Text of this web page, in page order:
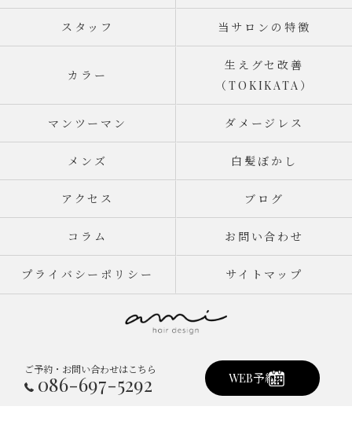
ご予約・お問い合わせはこちら
086-697-5292 WEB予約
スタッフ 当サロンの特徴
カラー
生えグセ改善
（TOKIKATA）
マンツーマン ダメージレス
メンズ 白髪ぼかし
アクセス ブログ
コラム お問い合わせ
プライバシーポリシー サイトマップ
© 2026 岡山県倉敷市真備町の美容室ならami hair design ALL RIGHTS
RESERVED.